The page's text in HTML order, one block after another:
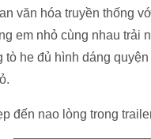
văn hóa truyền thống
em nhỏ cùng nhau
tò he đủ hình dáng
đến nao lòng trong